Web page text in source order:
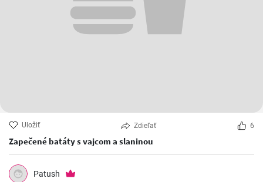
Uložiť Zdieľať 6
Zapečené batáty s vajcom a slaninou
Patush